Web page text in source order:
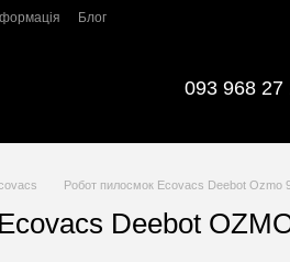
Блог
093 968 27
Робот пилосмок Ecovacs Deebot Ozmo
Deebot